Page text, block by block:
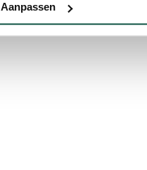
Aanpassen